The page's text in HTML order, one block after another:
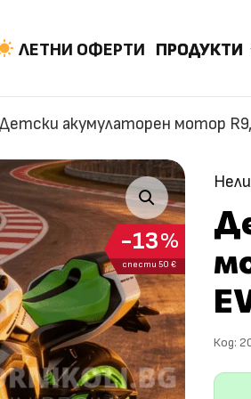
ЛЕТНИ ОФЕРТИ ПРОДУКТИ
Детски акумулаторен мотор R9,
%
13
спести 50 €
Код: